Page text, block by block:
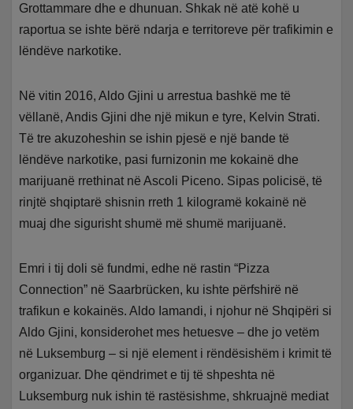
Grottammare dhe e dhunuan. Shkak në atë kohë u
raportua se ishte bërë ndarja e territoreve për trafikimin e
lëndëve narkotike.
Në vitin 2016, Aldo Gjini u arrestua bashkë me të
vëllanë, Andis Gjini dhe një mikun e tyre, Kelvin Strati.
Të tre akuzoheshin se ishin pjesë e një bande të
lëndëve narkotike, pasi furnizonin me kokainë dhe
marijuanë rrethinat në Ascoli Piceno. Sipas policisë, të
rinjtë shqiptarë shisnin rreth 1 kilogramë kokainë në
muaj dhe sigurisht shumë më shumë marijuanë.
Emri i tij doli së fundmi, edhe në rastin “Pizza
Connection” në Saarbrücken, ku ishte përfshirë në
trafikun e kokainës. Aldo Iamandi, i njohur në Shqipëri si
Aldo Gjini, konsiderohet mes hetuesve – dhe jo vetëm
në Luksemburg – si një element i rëndësishëm i krimit të
organizuar. Dhe qëndrimet e tij të shpeshta në
Luksemburg nuk ishin të rastësishme, shkruajnë mediat